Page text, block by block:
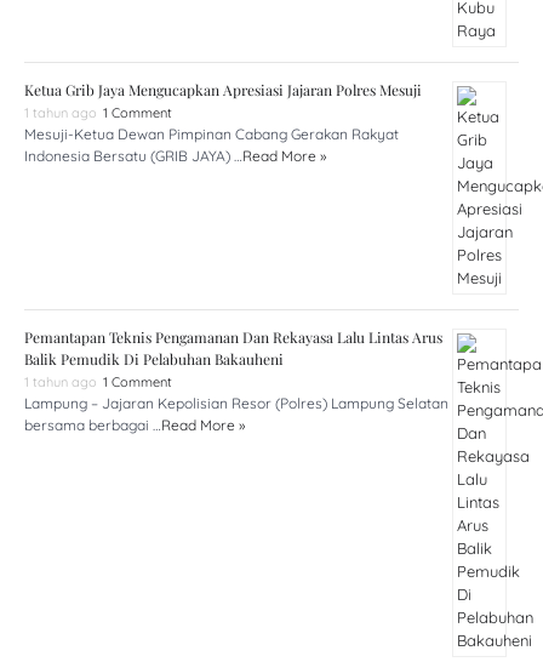
Ketua Grib Jaya Mengucapkan Apresiasi Jajaran Polres Mesuji
1 tahun ago 1 Comment
Mesuji-Ketua Dewan Pimpinan Cabang Gerakan Rakyat
Indonesia Bersatu (GRIB JAYA) …Read More »
Pemantapan Teknis Pengamanan Dan Rekayasa Lalu Lintas Arus
Balik Pemudik Di Pelabuhan Bakauheni
1 tahun ago 1 Comment
Lampung – Jajaran Kepolisian Resor (Polres) Lampung Selatan
bersama berbagai …Read More »